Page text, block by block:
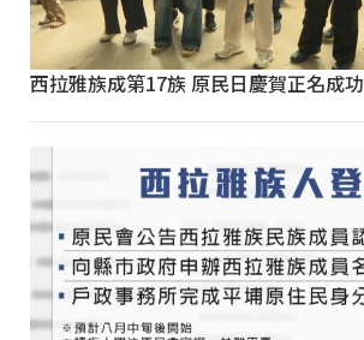
西拉雅族成第17族 原民日慶賀正名成功